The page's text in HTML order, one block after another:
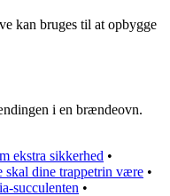
kan bruges til at opbygge
i en brændeovn.
ekstra sikkerhed •
skal dine trappetrin være •
succulenten •